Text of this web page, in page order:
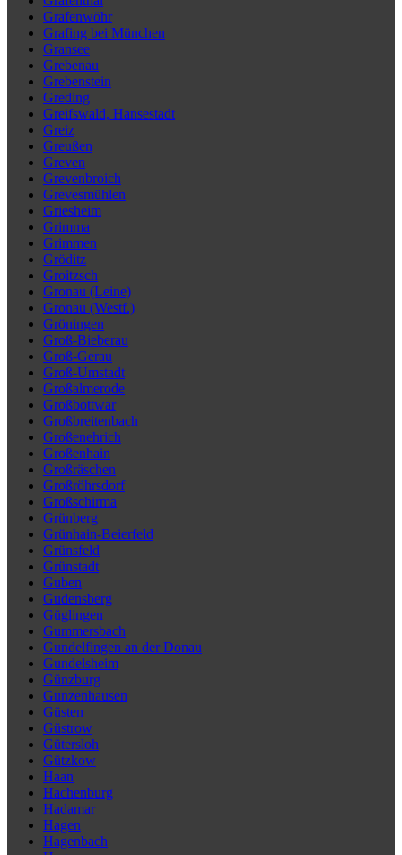
Grafenwöhr
Grafing bei München
Gransee
Grebenau
Grebenstein
Greding
Greifswald, Hansestadt
Greiz
Greußen
Greven
Grevenbroich
Grevesmühlen
Griesheim
Grimma
Grimmen
Gröditz
Groitzsch
Gronau (Leine)
Gronau (Westf.)
Gröningen
Groß-Bieberau
Groß-Gerau
Groß-Umstadt
Großalmerode
Großbottwar
Großbreitenbach
Großenehrich
Großenhain
Großräschen
Großröhrsdorf
Großschirma
Grünberg
Grünhain-Beierfeld
Grünsfeld
Grünstadt
Guben
Gudensberg
Güglingen
Gummersbach
Gundelfingen an der Donau
Gundelsheim
Günzburg
Gunzenhausen
Güsten
Güstrow
Gütersloh
Gützkow
Haan
Hachenburg
Hadamar
Hagen
Hagenbach